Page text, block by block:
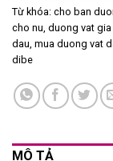
Từ khóa: cho ban
cho nu, duong vat
dau, mua duong vat
dibe
MÔ TẢ